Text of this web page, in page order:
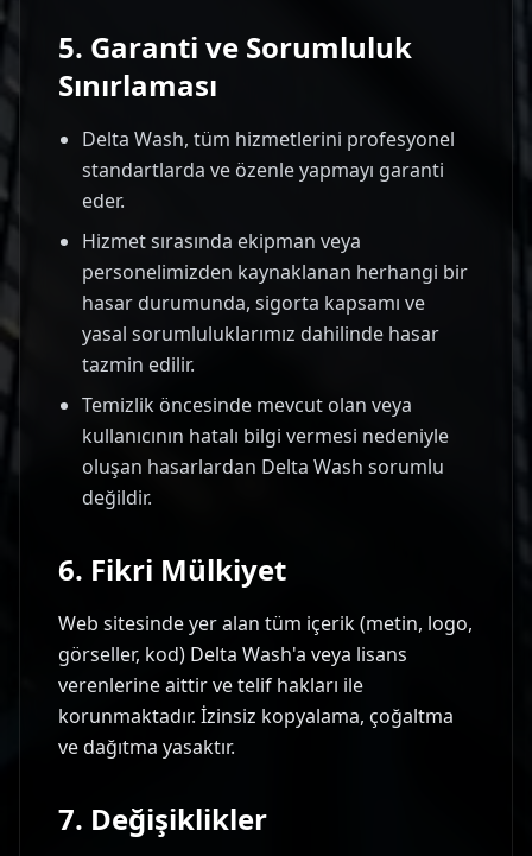
5. Garanti ve Sorumluluk
Sınırlaması
Delta Wash, tüm hizmetlerini profesyonel
standartlarda ve özenle yapmayı garanti
eder.
Hizmet sırasında ekipman veya
personelimizden kaynaklanan herhangi bir
hasar durumunda, sigorta kapsamı ve
yasal sorumluluklarımız dahilinde hasar
tazmin edilir.
Temizlik öncesinde mevcut olan veya
kullanıcının hatalı bilgi vermesi nedeniyle
oluşan hasarlardan Delta Wash sorumlu
değildir.
6. Fikri Mülkiyet
Web sitesinde yer alan tüm içerik (metin, logo,
görseller, kod) Delta Wash'a veya lisans
verenlerine aittir ve telif hakları ile
korunmaktadır. İzinsiz kopyalama, çoğaltma
ve dağıtma yasaktır.
7. Değişiklikler